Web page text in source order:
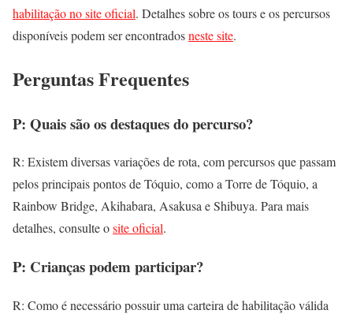
habilitação no site oficial. Detalhes sobre os tours e os percursos
disponíveis podem ser encontradosneste site.
Perguntas Frequentes
P: Quais são os destaques do percurso?
R: Existem diversas variações de rota, com percursos que passam
pelos principais pontos de Tóquio, como a Torre de Tóquio, a
Rainbow Bridge, Akihabara, Asakusa e Shibuya. Para mais
detalhes, consulte osite oficial.
P: Crianças podem participar?
R: Como é necessário possuir uma carteira de habilitação válida